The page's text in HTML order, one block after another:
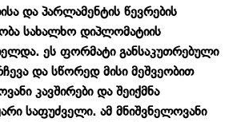
და პარლამენტის წევრების
სახალხო დიპლომატიის
ეს ფორმატი განსაკუთრებული
და სწორედ მისი მეშვეობით
კავშირები და შეიქმნა
საფუძველი. ამ მნიშვნელოვანი